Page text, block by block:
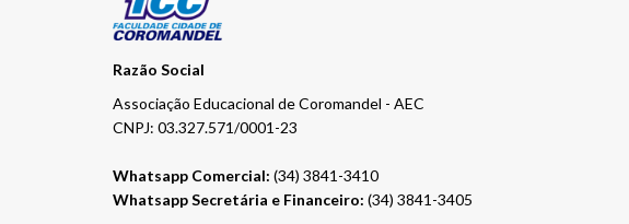
Razão Social
Associação Educacional de Coromandel - AEC
CNPJ: 03.327.571/0001-23
Whatsapp Comercial: (34) 3841-3410
Whatsapp Secretária e Financeiro: (34) 3841-3405